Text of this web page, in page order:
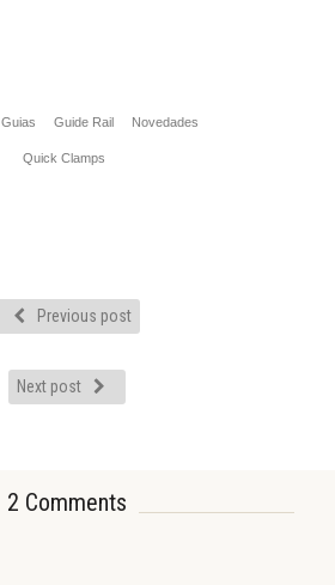
Guias Guide Rail Novedades
Quick Clamps
Previous post
Next post
2 Comments